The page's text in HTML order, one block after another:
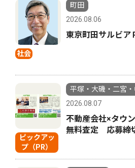
社会
町田
2026.08.06
東京町田サルビア
ピックアッ
プ（PR）
平塚・大磯・二宮
2026.08.07
不動産会社×タウ
無料査定 応募締